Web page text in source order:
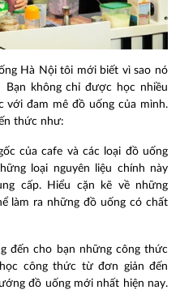
Hà Nội tôi mới biết vì sao nó
không chỉ được học nhiều
với đam mê đồ uống của mình.
thức như:
của cafe và các loại đồ uống
loại nguyên liệu chính này
cấp. Hiểu cặn kẽ về những
làm ra những đồ uống có chất
đến cho bạn những công thức
công thức từ đơn giản đến
đồ uống mới nhất hiện nay.